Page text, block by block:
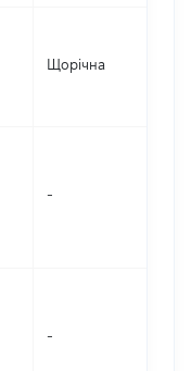
Щорічна
-
-